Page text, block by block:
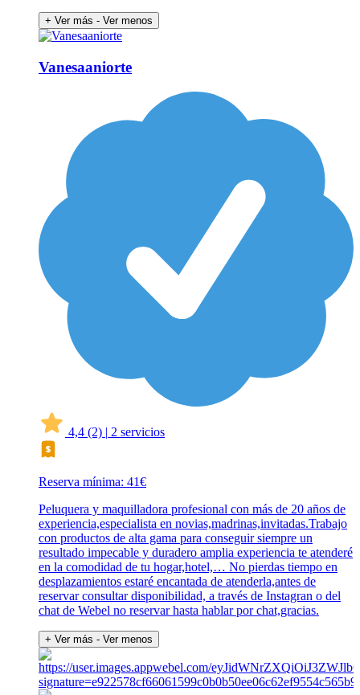
+ Ver más - Ver menos
Vanesaaniorte
4,4 (2) | 2 servicios
Reserva mínima: 41€
Peluquera y maquilladora profesional con más de 20 años de
experiencia,especialista en novias,madrinas,invitadas.Trabajo
con productos de alta gama para conseguir siempre un
resultado impecable y duradero amplia experiencia te atenderé
en la comodidad de tu hogar,hotel,… No pierdas tiempo en
desplazamientos estaré encantada de atenderla,antes de
reservar consultar disponibilidad, a través de Instagran o del
chat de Webel no reservar hasta hablar por chat,gracias.
+ Ver más - Ver menos